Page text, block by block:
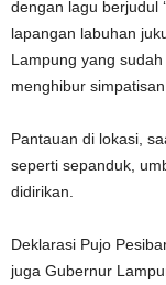
dengan lagu berjudul
lapangan labuhan
Lampung yang
menghibur
Pantauan di lokasi,
seperti sepanduk,
didirikan.
Deklarasi Pujo
juga Gubernur